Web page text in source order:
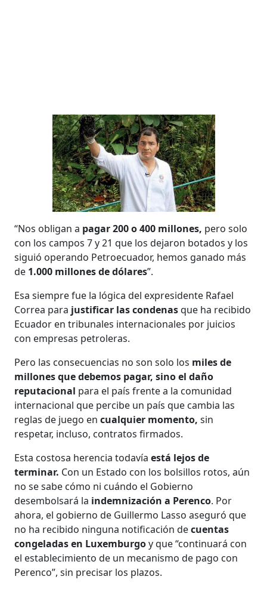
“Nos obligan a pagar 200 o 400 millones, pero solo
con los campos 7 y 21 que los dejaron botados y los
siguió operando Petroecuador, hemos ganado más
de 1.000 millones de dólares”.
Esa siempre fue la lógica del expresidente Rafael
Correa para justificar las condenasque ha recibido
Ecuador en tribunales internacionales por juicios
con empresas petroleras.
Pero las consecuencias no son solo los miles de
millones que debemos pagar, sino el daño
reputacional para el país frente a la comunidad
internacional que percibe un país que cambia las
reglas de juego encualquier momento, sin
respetar, incluso, contratos firmados.
Esta costosa herencia todavíaestá lejos de
terminar. Con un Estado con los bolsillos rotos, aún
no se sabe cómo ni cuándo el Gobierno
desembolsará la indemnización a Perenco. Por
ahora, el gobierno de Guillermo Lasso aseguró que
no ha recibido ninguna notificación decuentas
congeladas en Luxemburgoy que “continuará con
el establecimiento de un mecanismo de pago con
Perenco”, sin precisar los plazos.